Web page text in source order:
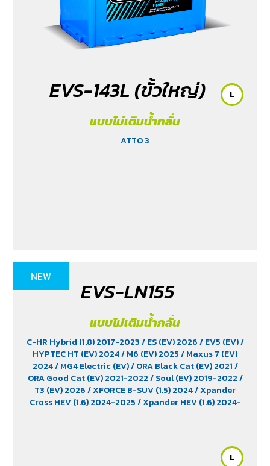
EVS-143L (ขั้วใหญ่)
แบบไม่เติมน้ำกลั่น
ATTO 3
L
NEW
EVS-LN155
แบบไม่เติมน้ำกลั่น
C-HR Hybrid (1.8) 2017-2023/ ES (EV) 2026/ EV5 (EV)/
HYPTEC HT (EV) 2024/ M6 (EV) 2025/ Maxus 7 (EV)
2024/ MG4 Electric (EV)/ ORA Black Cat (EV) 2021/
ORA Good Cat (EV) 2021-2022/ Soul (EV) 2019-2022/
T3 (EV) 2026/ XFORCE B-SUV (1.5) 2024/ Xpander
Cross HEV (1.6) 2024-2025/ Xpander HEV (1.6) 2024-
L